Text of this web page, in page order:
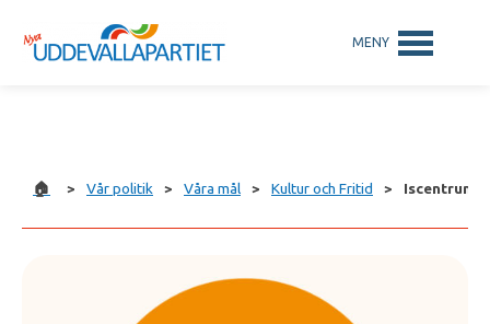
🏠 > Vår politik > Våra mål > Kultur och Fritid > Iscentrum